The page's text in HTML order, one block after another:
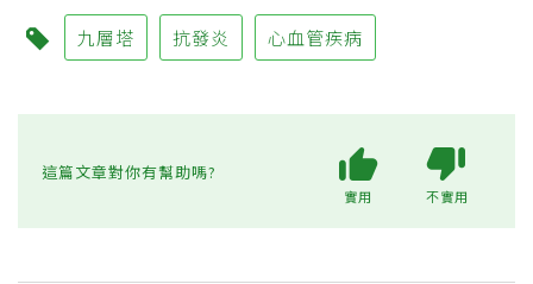
九層塔 抗發炎 心血管疾病
這篇文章對你有幫助嗎?
實用 不實用